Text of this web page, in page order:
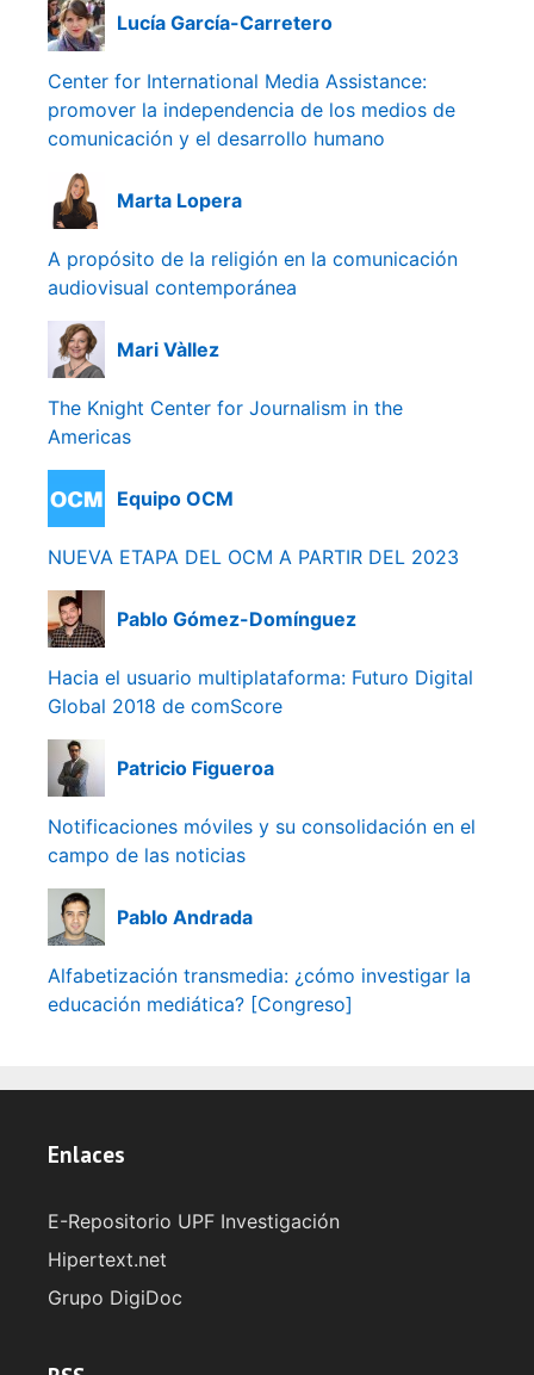
Lucía García-Carretero
Center for International Media Assistance:
promover la independencia de los medios de
comunicación y el desarrollo humano
Marta Lopera
A propósito de la religión en la comunicación
audiovisual contemporánea
Mari Vàllez
The Knight Center for Journalism in the
Americas
Equipo OCM
NUEVA ETAPA DEL OCM A PARTIR DEL 2023
Pablo Gómez-Domínguez
Hacia el usuario multiplataforma: Futuro Digital
Global 2018 de comScore
Patricio Figueroa
Notificaciones móviles y su consolidación en el
campo de las noticias
Pablo Andrada
Alfabetización transmedia: ¿cómo investigar la
educación mediática? [Congreso]
Enlaces
E-Repositorio UPF Investigación
Hipertext.net
Grupo DigiDoc